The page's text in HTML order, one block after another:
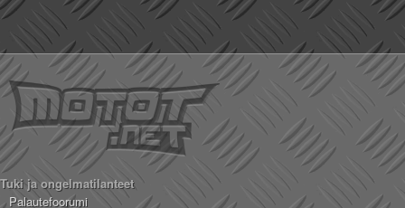
Tuki ja ongelmatilanteet
Palautefoorumi